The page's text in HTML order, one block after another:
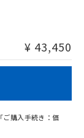
す。
¥ 43,450
ご購入手続き：価